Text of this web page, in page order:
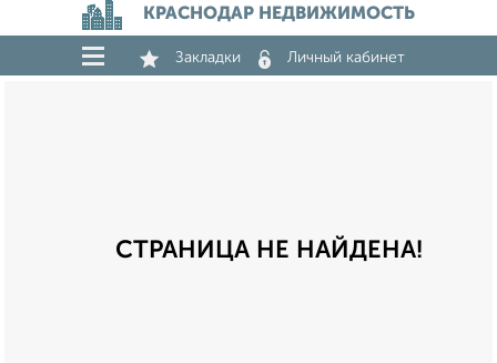
КРАСНОДАР НЕДВИЖИМОСТЬ
Закладки Личный кабинет
СТРАНИЦА НЕ НАЙДЕНА!